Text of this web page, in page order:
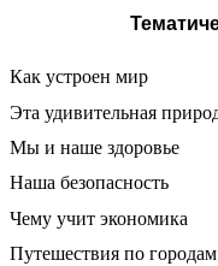
Как устроен
Эта удивительная
Мы и наше
Наша
Чему учит
Путешествия по